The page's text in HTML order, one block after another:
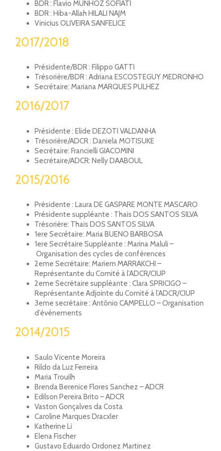
BDR : Flavio MUNHOZ SOFIATI
BDR : Hiba-Allah HILALI NAJM
Vinicius OLIVEIRA SANFELICE
2017/2018
Présidente/BDR : Filippo GATTI
Trésorière/BDR : Adriana ESCOSTEGUY MEDRONHO
Secrétaire: Mariana MARQUES PULHEZ
2016/2017
Présidente : Elide DEZOTI VALDANHA
Trésorière/ADCR : Daniela MOTISUKE
Secrétaire: Francielli GIACOMINI
Secrétaire/ADCR: Nelly DAABOUL
2015/2016
Présidente : Laura DE GASPARE MONTE MASCARO
Présidente suppléante : Thais DOS SANTOS SILVA
Trésorière: Thais DOS SANTOS SILVA
1ere Secrétaire: Maria BUENO BARBOSA
1ere Secrétaire Suppléante : Marina Maluli –
Organisation des cycles de conférences
2eme Secrétaire: Mariem MARRAKCHI –
Représentante du Comité à l’ADCR/CIUP
2eme Secrétaire suppléante : Clara SPRICIGO –
Représentante Adjointe du Comité à l’ADCR/CIUP
3eme secrétaire : Antônio CAMPELLO – Organisation
d’événements
2014/2015
Saulo Vicente Moreira
Rildo da Luz Ferreira
Maria Trouilh
Brenda Berenice Flores Sanchez – ADCR
Edilson Pereira Brito – ADCR
Vaston Gonçalves da Costa
Caroline Marques Dracxler
Katherine Li
Elena Fischer
Gustavo Eduardo Ordonez Martinez